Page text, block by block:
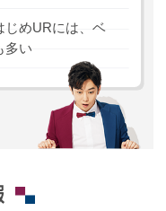
じめURには、ベ
多い